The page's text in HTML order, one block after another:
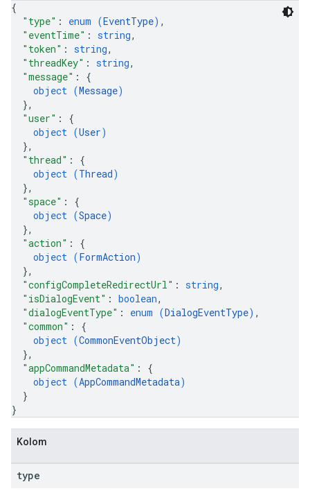
{
"type" : enum (EventType) ,
"eventTime" : string,
"token" : string,
"threadKey" : string,
"message" : {
object (Message)
},
"user" : {
object (User)
},
"thread" : {
object (Thread)
},
"space" : {
object (Space)
},
"action" : {
object (FormAction)
},
"configCompleteRedirectUrl" : string,
"isDialogEvent" : boolean,
"dialogEventType" : enum (DialogEventType) ,
"common" : {
object (CommonEventObject)
},
"appCommandMetadata" : {
object (AppCommandMetadata)
}
}
Kolom
type